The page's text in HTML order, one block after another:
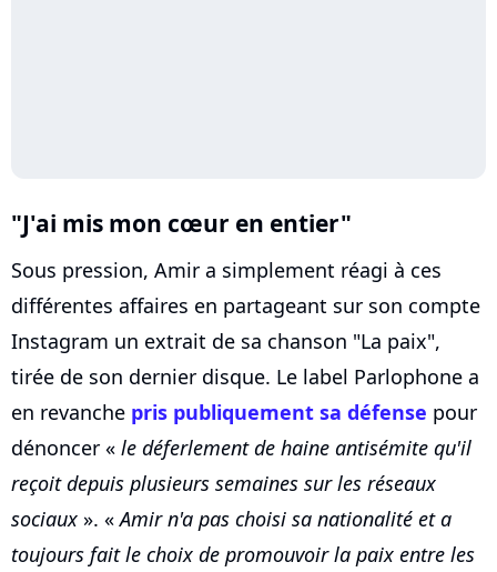
"J'ai mis mon cœur en entier"
Sous pression, Amir a simplement réagi à ces
différentes affaires en partageant sur son compte
Instagram un extrait de sa chanson "La paix",
tirée de son dernier disque. Le label Parlophone a
en revanche pris publiquement sa défense pour
dénoncer « le déferlement de haine antisémite qu'il
reçoit depuis plusieurs semaines sur les réseaux
sociaux ». «Amir n'a pas choisi sa nationalité et a
toujours fait le choix de promouvoir la paix entre les